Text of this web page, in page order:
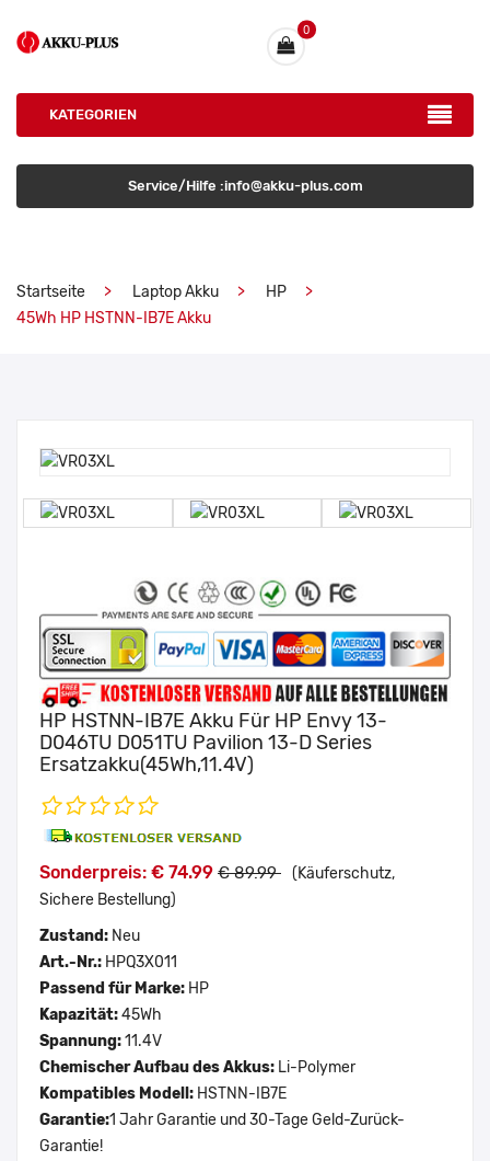
0
KATEGORIEN
Service/Hilfe :info@akku-plus.com
Startseite Laptop Akku
HP
45Wh HP HSTNN-IB7E Akku
HP HSTNN-IB7E Akku Für HP Envy 13-
D046TU D051TU Pavilion 13-D Series
Ersatzakku(45Wh,11.4V)
Sonderpreis: € 74.99 € 89.99 (Käuferschutz,
Sichere Bestellung)
Zustand: Neu
Art.-Nr.: HPQ3X011
Passend für Marke: HP
Kapazität:45Wh
Spannung:11.4V
Chemischer Aufbau des Akkus: Li-Polymer
Kompatibles Modell: HSTNN-IB7E
Garantie:1 Jahr Garantie und 30-Tage Geld-Zurück-
Garantie!